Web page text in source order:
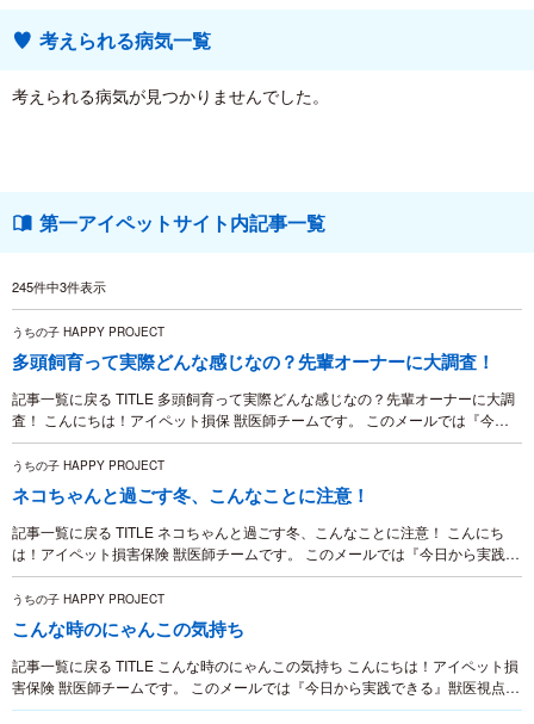
考えられる病気一覧
考えられる病気が見つかりませんでした。
第一アイペットサイト内記事一覧
245件中3件表示
うちの子 HAPPY PROJECT
多頭飼育って実際どんな感じなの？先輩オーナーに大調査！
記事一覧に戻る TITLE 多頭飼育って実際どんな感じなの？先輩オーナーに大調
査！ こんにちは！アイペット損保 獣医師チームです。 このメールでは『今日
から実践できる』獣医視点での飼い方情報を毎月お伝えしていきます！ 前回の
メルマガで...
うちの子 HAPPY PROJECT
ネコちゃんと過ごす冬、こんなことに注意！
記事一覧に戻る TITLE ネコちゃんと過ごす冬、こんなことに注意！ こんにち
は！アイペット損害保険 獣医師チームです。 このメールでは『今日から実践で
きる』獣医視点での飼い方情報を毎月お伝えしていきます！ まだまだ寒い日が
続きますね...
うちの子 HAPPY PROJECT
こんな時のにゃんこの気持ち
記事一覧に戻る TITLE こんな時のにゃんこの気持ち こんにちは！アイペット損
害保険 獣医師チームです。 このメールでは『今日から実践できる』獣医視点で
の飼い方情報を毎月お伝えしていきます！ みなさんは、ネコちゃんの気持ちを